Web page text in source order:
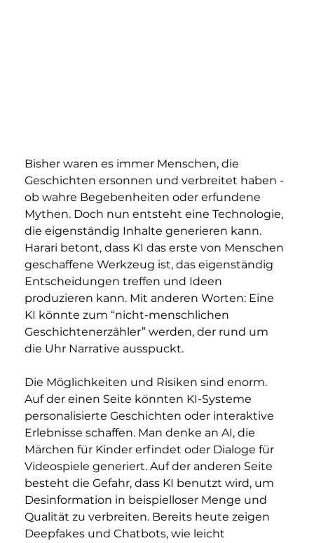
Bisher waren es immer Menschen, die
Geschichten ersonnen und verbreitet haben -
ob wahre Begebenheiten oder erfundene
Mythen. Doch nun entsteht eine Technologie,
die eigenständig Inhalte generieren kann.
Harari betont, dass KI das erste von Menschen
geschaffene Werkzeug ist, das eigenständig
Entscheidungen treffen und Ideen
produzieren kann. Mit anderen Worten: Eine
KI könnte zum “nicht-menschlichen
Geschichtenerzähler” werden, der rund um
die Uhr Narrative ausspuckt.
Die Möglichkeiten und Risiken sind enorm.
Auf der einen Seite könnten KI-Systeme
personalisierte Geschichten oder interaktive
Erlebnisse schaffen. Man denke an AI, die
Märchen für Kinder erfindet oder Dialoge für
Videospiele generiert. Auf der anderen Seite
besteht die Gefahr, dass KI benutzt wird, um
Desinformation in beispielloser Menge und
Qualität zu verbreiten. Bereits heute zeigen
Deepfakes und Chatbots, wie leicht